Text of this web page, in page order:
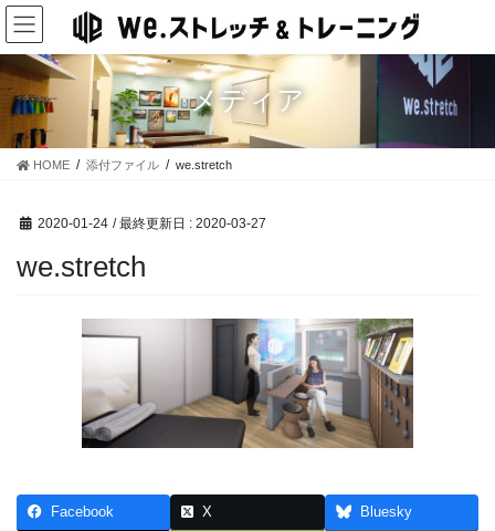
コ
ン
テ
ン
ツ
移
ナ
ビ
ゲ
ー
シ
ン
メディア
HOME 添付ファイル we.stretch
2020-01-24 / 最終更新日 : 2020-03-27
we.stretch
Facebook X
Bluesky